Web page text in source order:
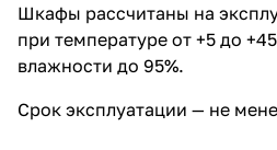
Шкафы рассчитаны на
при температуре от +5 до
влажности до 95%.
Срок эксплуатации — не